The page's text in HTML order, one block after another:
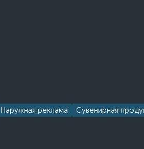
Наружная реклама Сувенирная